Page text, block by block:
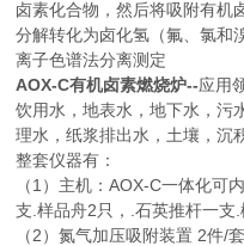
卤素化合物，然后将吸附有机
分解转化为卤化氢（氟、氯和
离子色谱法分离测定
AOX-C有机卤素燃烧炉--应用
饮用水，地表水，地下水，污
理水，纸浆排出水，土壤，沉
整套仪器有：
（1）主机：AOX-C一体化可
支.样品舟2只，.石英推杆一支.
（2）氮气加压吸附装置 2件/